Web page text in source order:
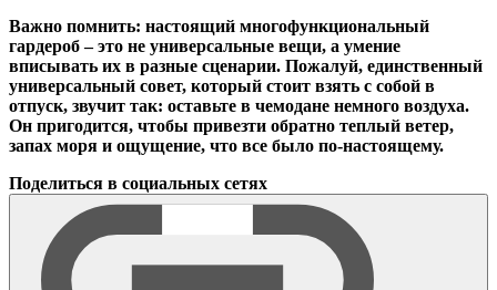
Важно помнить: настоящий многофункциональный
гардероб – это не универсальные вещи, а умение
вписывать их в разные сценарии. Пожалуй, единственный
универсальный совет, который стоит взять с собой в
отпуск, звучит так: оставьте в чемодане немного воздуха.
Он пригодится, чтобы привезти обратно теплый ветер,
запах моря и ощущение, что все было по-настоящему.
Поделиться в социальных сетях